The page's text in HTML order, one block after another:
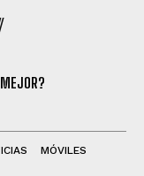
MÓVILES